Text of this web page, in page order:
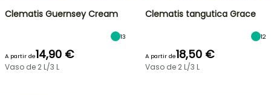
Clematis Guernsey Cream
13
A partir de14,90 €
Vaso de 2 L/3 L
Clematis tangutica Grace
12
A partir de18,50 €
Vaso de 2 L/3 L